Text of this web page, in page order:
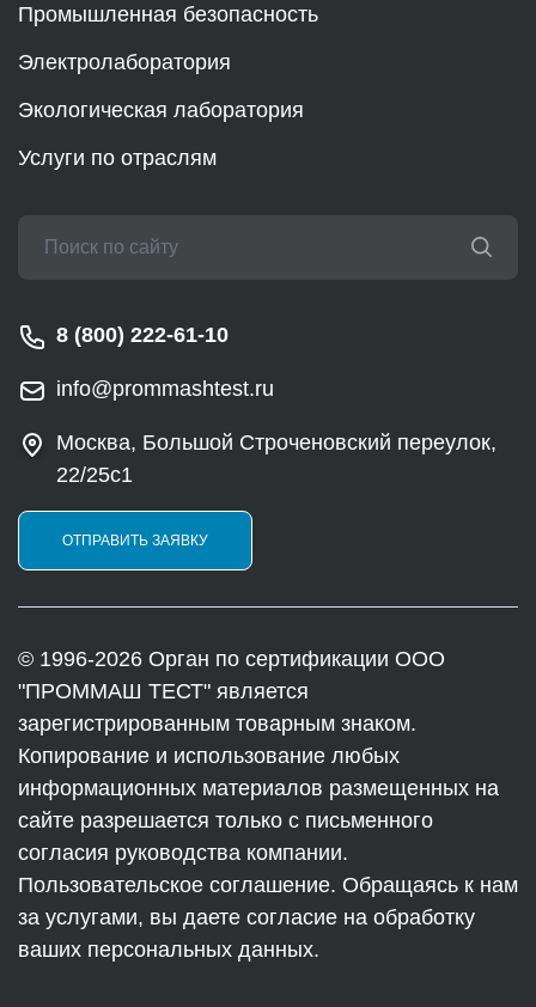
Промышленная безопасность
Электролаборатория
Экологическая лаборатория
Услуги по отраслям
8 (800) 222-61-10
info@prommashtest.ru
Москва, Большой Строченовский переулок,
22/25с1
ОТПРАВИТЬ ЗАЯВКУ
© 1996-2026 Орган по сертификации ООО
"ПРОММАШ ТЕСТ" является
зарегистрированным товарным знаком.
Копирование и использование любых
информационных материалов размещенных на
сайте разрешается только с письменного
согласия руководства компании.
Пользовательское соглашение. Обращаясь к нам
за услугами, вы даете согласие на обработку
ваших персональных данных.